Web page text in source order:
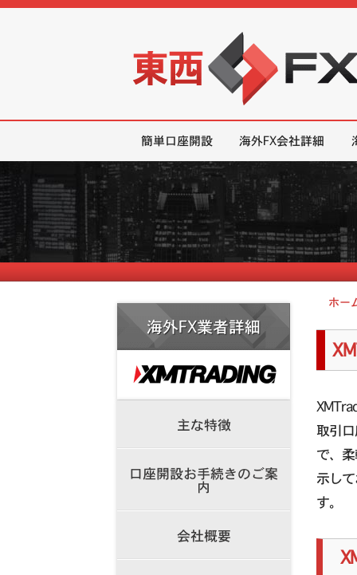
簡単口座開設 海外FX会社詳細
ホー
海外FX業者詳細
主な特徴
口座開設お手続きのご案
内
会社概要
取引
で、
示し
す。